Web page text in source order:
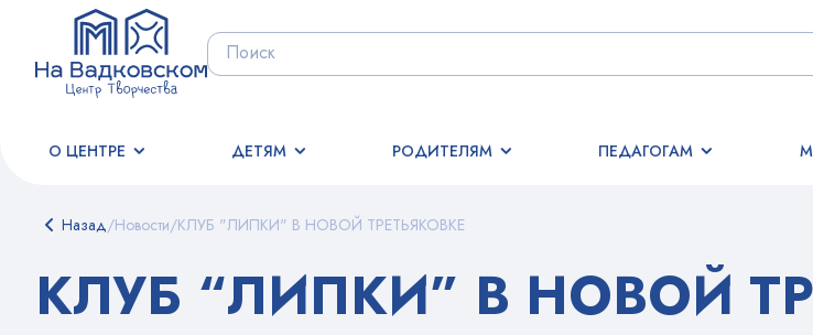
О ЦЕНТРЕ ДЕТЯМ РОДИТЕЛЯМ ПЕДАГОГАМ
Назад/Новости/КЛУБ "ЛИПКИ" В НОВОЙ ТРЕТЬЯКОВКЕ
КЛУБ “ЛИПКИ” В НОВОЙ